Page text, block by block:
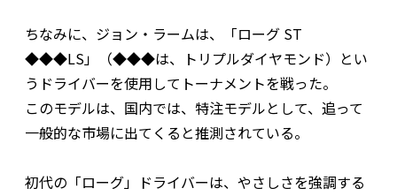
ちなみに、ジョン・ラームは、「ローグ ST
◆◆◆LS」（◆◆◆は、トリプルダイヤモンド）とい
うドライバーを使用してトーナメントを戦った。
このモデルは、国内では、特注モデルとして、追って
一般的な市場に出てくると推測されている。
初代の「ローグ」ドライバーは、やさしさを強調する